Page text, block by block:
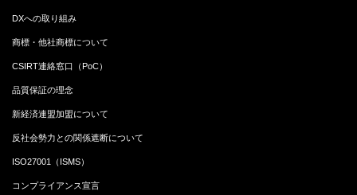
DXへの取り組み
商標・他社商標について
CSIRT連絡窓口（PoC）
品質保証の理念
新経済連盟加盟について
反社会勢力との関係遮断について
ISO27001（ISMS）
コンプライアンス宣言